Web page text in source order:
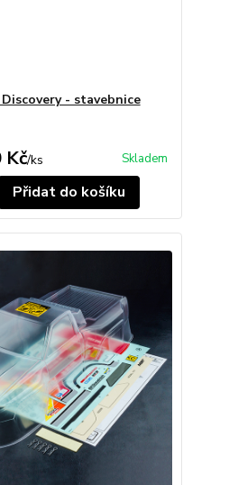
- stavebnice
Kč/ks Skladem
Přidat do košíku